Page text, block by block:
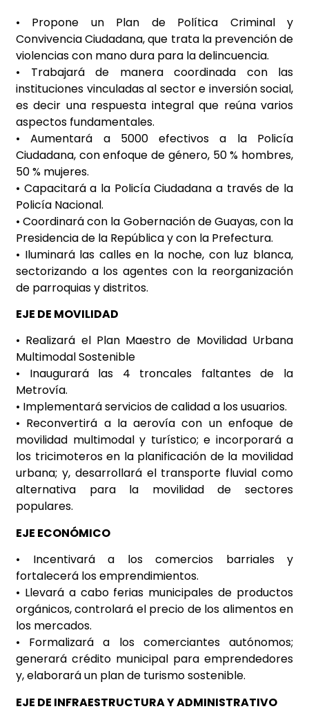
• Propone un Plan de Política Criminal y
Convivencia Ciudadana, que trata la prevención de
violencias con mano dura para la delincuencia.
• Trabajará de manera coordinada con las
instituciones vinculadas al sector e inversión social,
es decir una respuesta integral que reúna varios
aspectos fundamentales.
• Aumentará a 5000 efectivos a la Policía
Ciudadana, con enfoque de género, 50 % hombres,
50 % mujeres.
• Capacitará a la Policía Ciudadana a través de la
Policía Nacional.
• Coordinará con la Gobernación de Guayas, con la
Presidencia de la República y con la Prefectura.
• Iluminará las calles en la noche, con luz blanca,
sectorizando a los agentes con la reorganización
de parroquias y distritos.
EJE DE MOVILIDAD
• Realizará el Plan Maestro de Movilidad Urbana
Multimodal Sostenible
• Inaugurará las 4 troncales faltantes de la
Metrovía.
• Implementará servicios de calidad a los usuarios.
• Reconvertirá a la aerovía con un enfoque de
movilidad multimodal y turístico; e incorporará a
los tricimoteros en la planificación de la movilidad
urbana; y, desarrollará el transporte fluvial como
alternativa para la movilidad de sectores
populares.
EJE ECONÓMICO
• Incentivará a los comercios barriales y
fortalecerá los emprendimientos.
• Llevará a cabo ferias municipales de productos
orgánicos, controlará el precio de los alimentos en
los mercados.
• Formalizará a los comerciantes autónomos;
generará crédito municipal para emprendedores
y, elaborará un plan de turismo sostenible.
EJE DE INFRAESTRUCTURA Y ADMINISTRATIVO